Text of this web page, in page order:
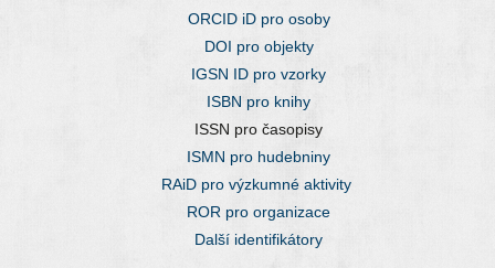
ORCID iD pro osoby
DOI pro objekty
IGSN ID pro vzorky
ISBN pro knihy
ISSN pro časopisy
ISMN pro hudebniny
RAiD pro výzkumné aktivity
ROR pro organizace
Další identifikátory